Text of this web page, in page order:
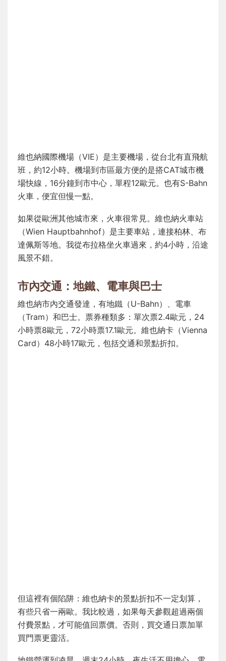
維也納國際機場（VIE）是主要機場，從台北有直飛航
班，約12小時。機場到市區最方便的是搭CAT城市機
場快線，16分鐘到市中心，單程12歐元。也有S-Bahn
火車，便宜但慢一點。
如果從歐洲其他城市來，火車很常見。維也納火車站
（Wien Hauptbahnhof）是主要車站，連接柏林、布
達佩斯等地。我從布拉格坐火車過來，約4小時，沿途
風景不錯。
市內交通：地鐵、電車與巴士
維也納市內交通發達，有地鐵（U-Bahn）、電車
（Tram）和巴士。票券種類多：單次票2.4歐元，24
小時票8歐元，72小時票17.1歐元。維也納卡（Vienna
Card）48小時17歐元，包括交通和景點折扣。
但這裡有個陷阱：維也納卡的景點折扣不一定划算，
有些只省一兩歐。我比較過，如果每天參觀超過兩個
付費景點，才可能值回票價。否則，買交通日票加單
買門票更靈活。